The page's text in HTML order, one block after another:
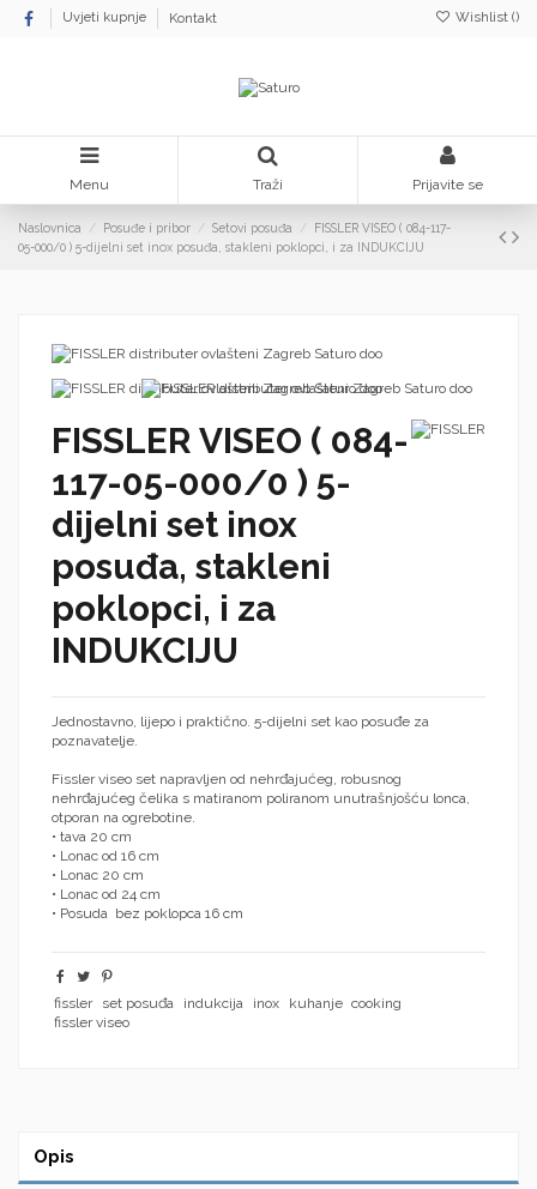
Uvjeti kupnje Kontakt Wishlist ()
Menu Traži Prijavite se
Naslovnica Posuđe i pribor Setovi posuđa
FISSLER VISEO ( 084-117-
05-000/0 ) 5-dijelni set inox posuđa, stakleni poklopci, i za INDUKCIJU
FISSLER VISEO ( 084-
117-05-000/0 ) 5-
dijelni set inox
posuđa, stakleni
poklopci, i za
INDUKCIJU
Jednostavno, lijepo i praktično. 5-dijelni set kao posuđe za
poznavatelje.
Fissler viseo set napravljen od nehrđajućeg, robusnog
nehrđajućeg čelika s matiranom poliranom unutrašnjošću lonca,
otporan na ogrebotine.
• tava 20 cm
• Lonac od 16 cm
• Lonac 20 cm
• Lonac od 24 cm
• Posuda bez poklopca 16 cm
fissler set posuđa indukcija inox kuhanje cooking
fissler viseo
Opis